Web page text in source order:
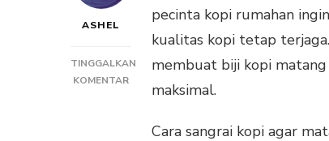
ASHEL
TINGGALKAN
KOMENTARPADA
CARA
pecinta kopi rumahan
kualitas kopi tetap
membuat biji kopi
maksimal.
Cara sangrai kopi agar